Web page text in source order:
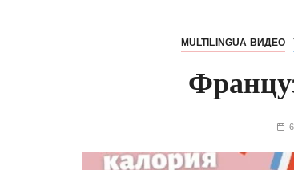
MULTILINGUA ВИДЕО